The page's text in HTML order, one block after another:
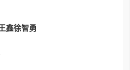
鑫徐智勇